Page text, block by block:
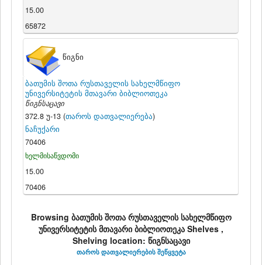
15.00
65872
წიგნი
ბათუმის შოთა რუსთაველის სახელმწიფო
უნივერსიტეტის მთავარი ბიბლიოთეკა
წიგნსაცავი
372.8 უ-13 (თაროს დათვალიერება)
ნაჩუქარი
70406
ხელმისაწვდომი
15.00
70406
Browsing ბათუმის შოთა რუსთაველის სახელმწიფო
უნივერსიტეტის მთავარი ბიბლიოთეკა Shelves ,
Shelving location: წიგნსაცავი
თაროს დათვალიერების შეწყვეტა